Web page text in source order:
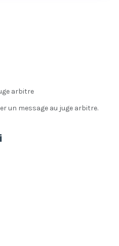
arbitre
un message au juge arbitre.